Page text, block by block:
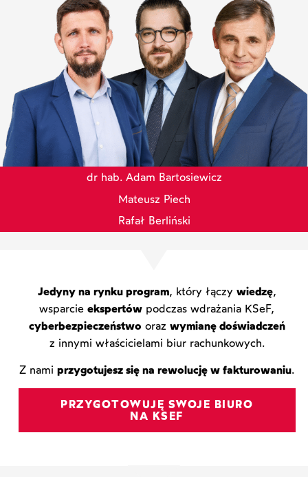
dr hab. Adam Bartosiewicz
Mateusz Piech
Rafał Berliński
Jedyny na rynku program, który łączy wiedzę,
wsparcieekspertów podczas wdrażania KSeF,
cyberbezpieczeństwo oraz wymianę doświadczeń
z innymi właścicielami biur rachunkowych.
Z namiprzygotujesz się na rewolucję w fakturowaniu.
PRZYGOTOWUJĘ SWOJE BIURO
NA KSEF